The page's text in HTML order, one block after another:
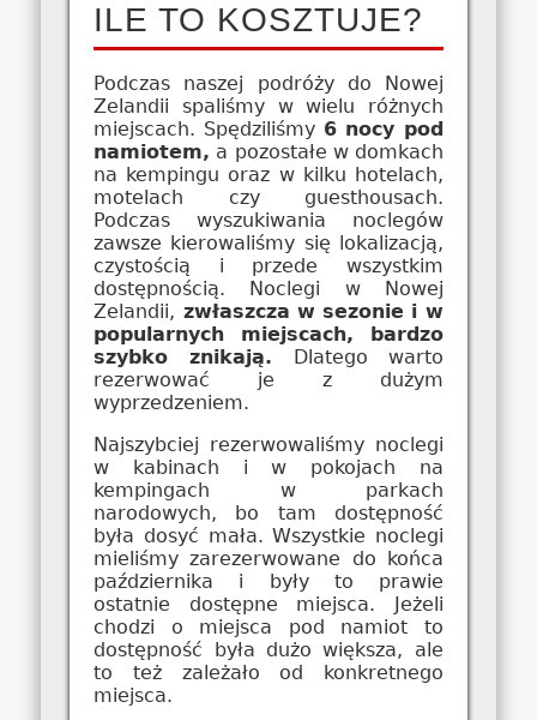
ILE TO KOSZTUJE?
Podczas naszej podróży do Nowej
Zelandii spaliśmy w wielu różnych
miejscach. Spędziliśmy6 nocy pod
namiotem, a pozostałe w domkach
na kempingu oraz w kilku hotelach,
motelach czy guesthousach.
Podczas wyszukiwania noclegów
zawsze kierowaliśmy się lokalizacją,
czystością i przede wszystkim
dostępnością. Noclegi w Nowej
Zelandii, zwłaszcza w sezonie i w
popularnych miejscach, bardzo
szybko znikają. Dlatego warto
rezerwować je z dużym
wyprzedzeniem.
Najszybciej rezerwowaliśmy noclegi
w kabinach i w pokojach na
kempingach w parkach
narodowych, bo tam dostępność
była dosyć mała. Wszystkie noclegi
mieliśmy zarezerwowane do końca
października i były to prawie
ostatnie dostępne miejsca. Jeżeli
chodzi o miejsca pod namiot to
dostępność była dużo większa, ale
to też zależało od konkretnego
miejsca.